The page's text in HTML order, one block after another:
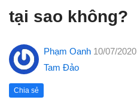
tại sao không?
Phạm Oanh 10/07/2020
Tam Đảo
Chia sẻ